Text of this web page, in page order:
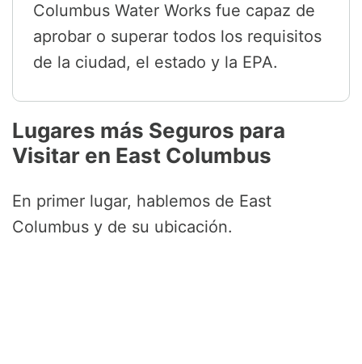
Columbus Water Works fue capaz de
aprobar o superar todos los requisitos
de la ciudad, el estado y la EPA.
Lugares más Seguros para
Visitar en East Columbus
En primer lugar, hablemos de East
Columbus y de su ubicación.